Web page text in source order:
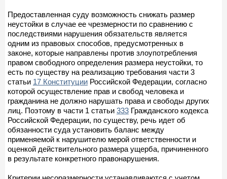
Предоставленная суду возможность снижать размер
неустойки в случае ее чрезмерности по сравнению с
последствиями нарушения обязательств является
одним из правовых способов, предусмотренных в
законе, которые направлены против злоупотребления
правом свободного определения размера неустойки, то
есть по существу на реализацию требования части 3
статьи 17 Конституции Российской Федерации, согласно
которой осуществление прав и свобод человека и
гражданина не должно нарушать права и свободы других
лиц. Поэтому в части 1 статьи 333 Гражданского кодекса
Российской Федерации, по существу, речь идет об
обязанности суда установить баланс между
применяемой к нарушителю мерой ответственности и
оценкой действительного размера ущерба, причиненного
в результате конкретного правонарушения.